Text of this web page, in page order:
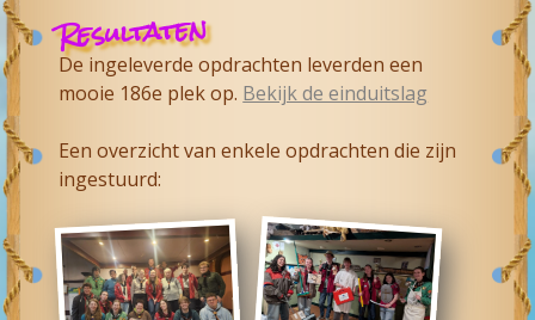
Resultaten
De ingeleverde opdrachten leverden een
mooie 186e plek op. Bekijk de einduitslag
Een overzicht van enkele opdrachten die zijn
ingestuurd: